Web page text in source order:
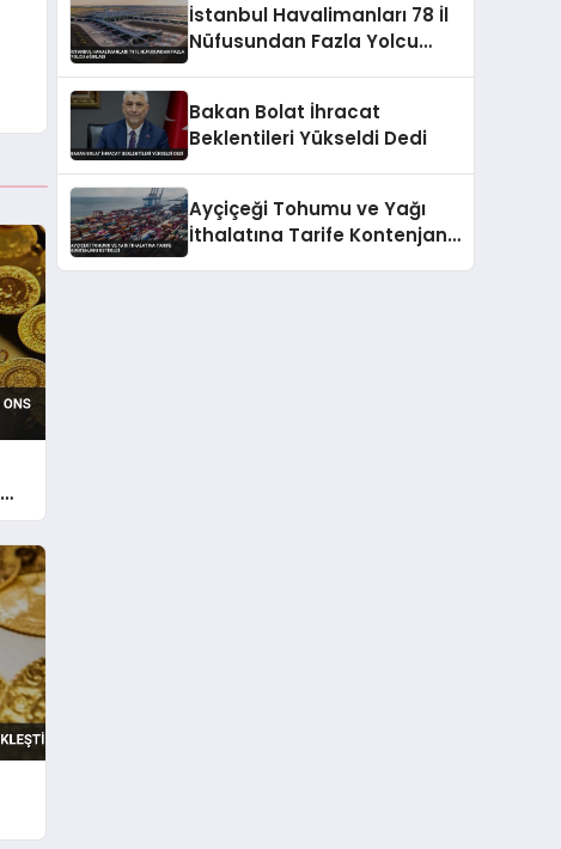
İstanbul Havalimanları 78 İl
Nüfusundan Fazla Yolcu
Bakan Bolat İhracat
Beklentileri Yükseldi Dedi
Ayçiçeği Tohumu ve Yağı
İthalatına Tarife Kontenjanı